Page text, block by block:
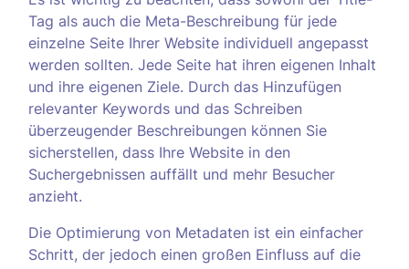
Tag als auch die Meta-Beschreibung für jede
einzelne Seite Ihrer Website individuell angepasst
werden sollten. Jede Seite hat ihren eigenen Inhalt
und ihre eigenen Ziele. Durch das Hinzufügen
relevanter Keywords und das Schreiben
überzeugender Beschreibungen können Sie
sicherstellen, dass Ihre Website in den
Suchergebnissen auffällt und mehr Besucher
anzieht.
Die Optimierung von Metadaten ist ein einfacher
Schritt, der jedoch einen großen Einfluss auf die